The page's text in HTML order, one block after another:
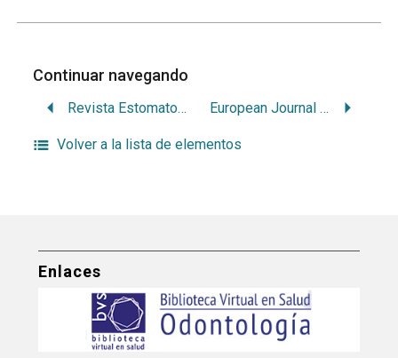
Continuar navegando
Revista Estomatología European Journal of Oral Implantology
Volver a la lista de elementos
Enlaces